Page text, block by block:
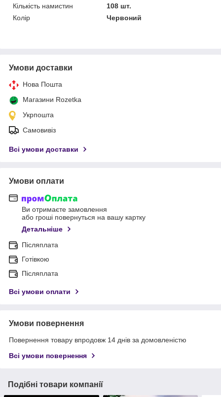
Кількість намистин
108 шт.
Колір
Червоний
Умови доставки
Нова Пошта
Магазини Rozetka
Укрпошта
Самовивіз
Всі умови доставки
Умови оплати
Ви отримаєте замовлення
або гроші повернуться на вашу картку
Детальніше
Післяплата
Готівкою
Післяплата
Всі умови оплати
Умови повернення
Повернення товару впродовж 14 днів за домовленістю
Всі умови повернення
Подібні товари компанії